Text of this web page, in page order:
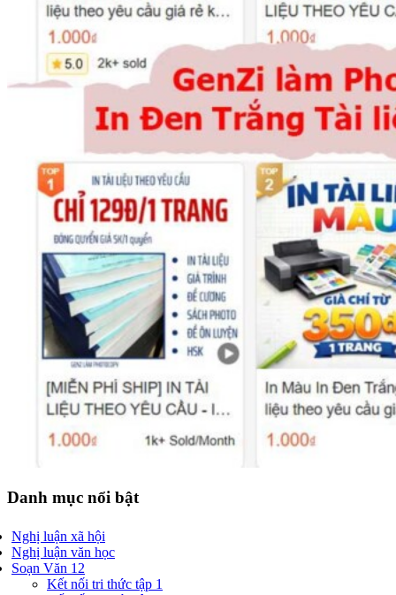
Danh mục nổi bật
Nghị luận xã hội
Nghị luận văn học
Soạn Văn 12
Kết nối tri thức tập 1